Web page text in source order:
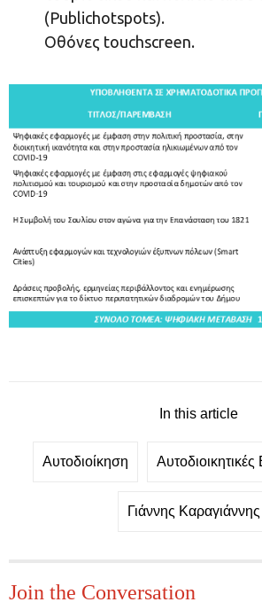
(Publichotspots).
Οθόνες touchscreen.
In this article
Αυτοδιοίκηση
Γιάννης Καραγιάννης
Join the Conversation